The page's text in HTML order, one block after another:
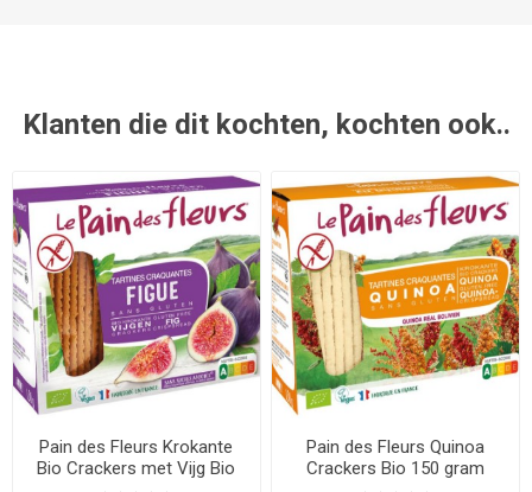
Klanten die dit kochten, kochten ook..
Pain des Fleurs Krokante
Bio Crackers met Vijg Bio
Pain des Fleurs Quinoa
Crackers Bio 150 gram